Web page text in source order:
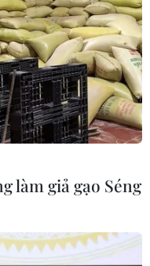
Anh
Đức
Nhĩ Kỳ
2024
chức vô địch
làm giả gạo Séng